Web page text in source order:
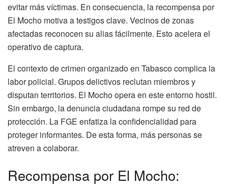
evitar más víctimas. En consecuencia, la recompensa por
El Mocho motiva a testigos clave. Vecinos de zonas
afectadas reconocen su alias fácilmente. Esto acelera el
operativo de captura.
El contexto de crimen organizado en Tabasco complica la
labor policial. Grupos delictivos reclutan miembros y
disputan territorios. El Mocho opera en este entorno hostil.
Sin embargo, la denuncia ciudadana rompe su red de
protección. La FGE enfatiza la confidencialidad para
proteger informantes. De esta forma, más personas se
atreven a colaborar.
Recompensa por El Mocho: